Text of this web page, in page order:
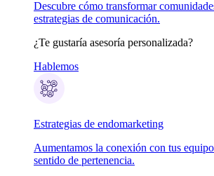
Descubre cómo transformar
estrategias de comunicación.
¿Te gustaría asesoría personalizada?
Hablemos
Estrategias de endomarketing
Aumentamos la conexión con tus
sentido de pertenencia.